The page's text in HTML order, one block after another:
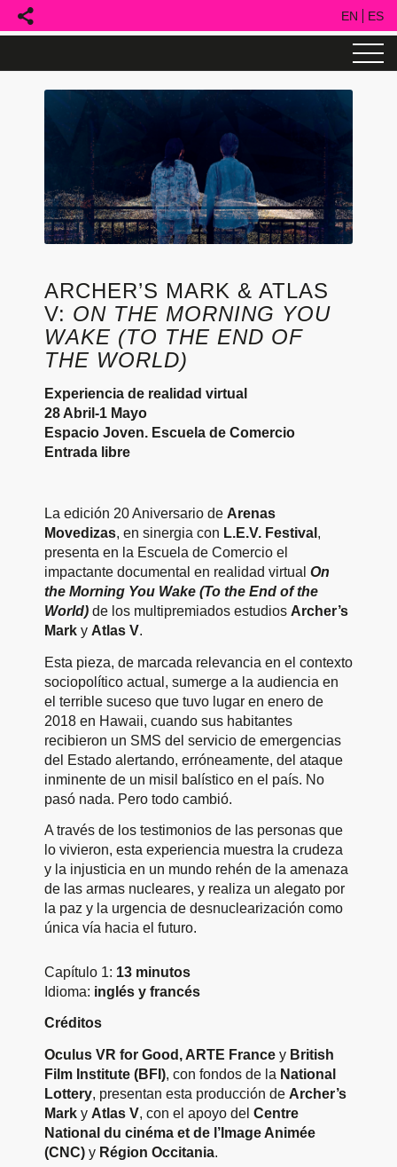
ARCHER’S MARK & ATLAS
V: ON THE MORNING YOU
WAKE (TO THE END OF
THE WORLD)
Experiencia de realidad virtual
28 Abril-1 Mayo
Espacio Joven. Escuela de Comercio
Entrada libre
La edición 20 Aniversario de Arenas
Movedizas, en sinergia con L.E.V. Festival ,
presenta en la Escuela de Comercio el
impactante documental en realidad virtual On
the Morning You Wake (To the End of the
World) de los multipremiados estudios Archer’s
Mark y Atlas V.
Esta pieza, de marcada relevancia en el contexto
sociopolítico actual, sumerge a la audiencia en
el terrible suceso que tuvo lugar en enero de
2018 en Hawaii, cuando sus habitantes
recibieron un SMS del servicio de emergencias
del Estado alertando, erróneamente, del ataque
inminente de un misil balístico en el país. No
pasó nada. Pero todo cambió.
A través de los testimonios de las personas que
lo vivieron, esta experiencia muestra la crudeza
y la injusticia en un mundo rehén de la amenaza
de las armas nucleares, y realiza un alegato por
la paz y la urgencia de desnuclearización como
única vía hacia el futuro.
Capítulo 1: 13 minutos
Idioma: inglés y francés
Créditos
Oculus VR for Good, ARTE France y British
Film Institute (BFI), con fondos de la National
Lottery, presentan esta producción de Archer’s
Mark y Atlas V, con el apoyo del Centre
National du cinéma et de l’Image Animée
(CNC) y Région Occitania.